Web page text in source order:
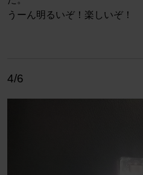
うーん明るいぞ！楽しいぞ！
4/6